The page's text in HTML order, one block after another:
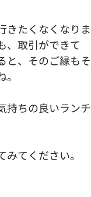
きたくなくなりま
、取引ができて
と、そのご縁もそ
持ちの良いランチ
てください。